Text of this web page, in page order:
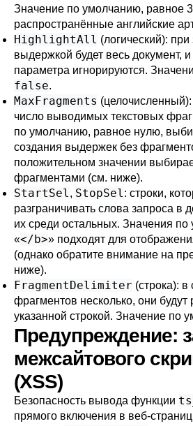
Значение по умолчанию, равное
распространённые английские
HighlightAll (логический): при
выдержкой будет весь документ,
параметра игнорируются.
false.
MaxFragments
число выводимых текстовых
по умолчанию, равное нулю,
создания выдержек без
положительном значении
фрагментами (см. ниже).
StartSel, StopSel: строки,
разграничивать слова запроса в
их среди остальных. Значения
«</b>» подходят для
(однако обратите внимание на
ниже).
FragmentDelimiter (строка): в
фрагментов несколько, они будут
указанной строкой. Значение по
Предупреждение:
межсайтового
(XSS)
Безопасность вывода функции
прямого включения в веб-